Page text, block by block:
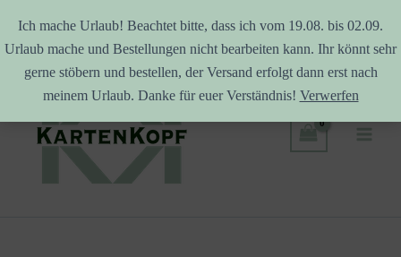
Ich mache Urlaub! Beachtet bitte, dass ich vom 19.08. bis 02.09.
Urlaub mache und Bestellungen nicht bearbeiten kann. Ihr könnt sehr
gerne stöbern und bestellen, der Versand erfolgt dann erst nach
meinem Urlaub. Danke für euer Verständnis! Verwerfen
Inhalt